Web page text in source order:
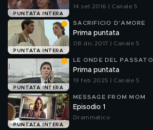
PUNTATA INTERA
14 set 2016 | Canale 5
PUNTATA INTERA
SACRIFICIO D'AMORE
Prima puntata
08 dic 2017 | Canale 5
PUNTATA INTERA
LE ONDE DEL PASSATO
Prima puntata
19 feb 2025 | Canale 5
PUNTATA INTERA
MESSAGE FROM MOM
Episodio 1
Drammatico